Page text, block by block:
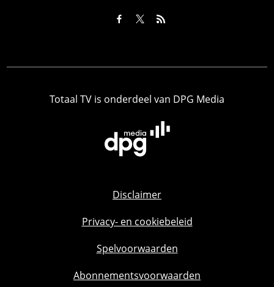
Totaal TV is onderdeel van DPG Media
Disclaimer
Privacy- en cookiebeleid
Spelvoorwaarden
Abonnementsvoorwaarden